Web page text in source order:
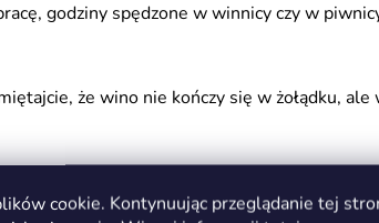
cookie. Kontynuując przeglądanie tej
godziny spędzone w winnicy czy w
że wino nie kończy się w żołądku,